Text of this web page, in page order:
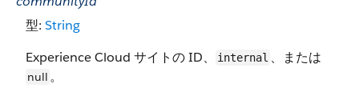
型: String
Experience Cloud サイトの ID、
internal 、または
null 。